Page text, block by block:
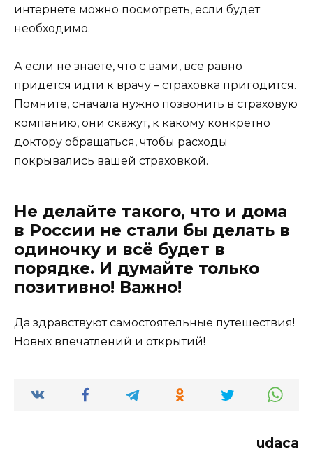
интернете можно посмотреть, если будет
необходимо.
А если не знаете, что с вами, всё равно
придется идти к врачу – страховка пригодится.
Помните, сначала нужно позвонить в страховую
компанию, они скажут, к какому конкретно
доктору обращаться, чтобы расходы
покрывались вашей страховкой.
Не делайте такого, что и дома
в России не стали бы делать в
одиночку и всё будет в
порядке. И думайте только
позитивно! Важно!
Да здравствуют самостоятельные путешествия!
Новых впечатлений и открытий!
udaca